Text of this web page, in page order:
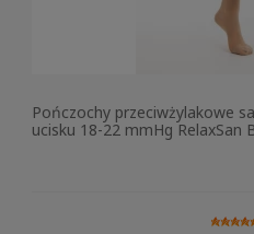
Pończochy przeciwżylakowe
ucisku 18-22 mmHg RelaxSan